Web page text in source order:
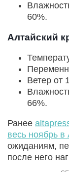
60%.
Алтайский
Ветер от
66%.
Ранее
весь ноябрь в
ожиданиям,
после него